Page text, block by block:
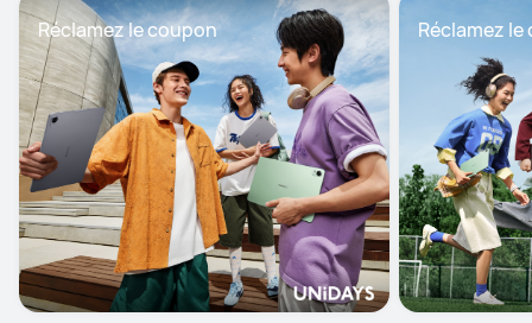
Réclamez le coupon Réclamez